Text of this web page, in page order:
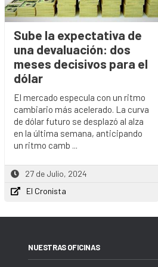
Sube la expectativa de
una devaluación: dos
meses decisivos para el
dólar
El mercado especula con un ritmo
cambiario más acelerado. La curva
de dólar futuro se desplazó al alza
en la última semana, anticipando
un ritmo camb ...
27 de Julio, 2024
El Cronista
NUESTRAS OFICINAS